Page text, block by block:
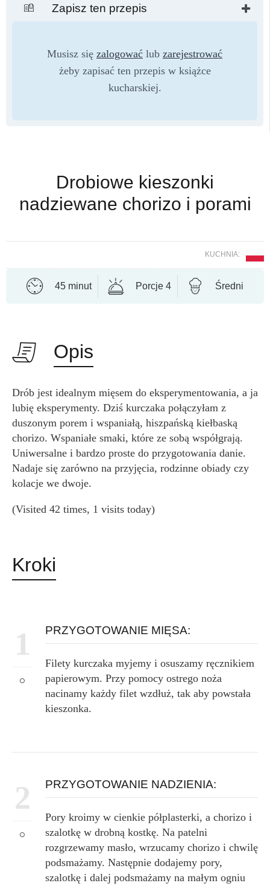
Zapisz ten przepis
Musisz się zalogować lub zarejestrować
żeby zapisać ten przepis w książce
kucharskiej.
Drobiowe kieszonki
nadziewane chorizo i porami
KUCHNIA:
45 minut Porcje 4 Średni
Opis
Drób jest idealnym mięsem do eksperymentowania, a ja
lubię eksperymenty. Dziś kurczaka połączyłam z
duszonym porem i wspaniałą, hiszpańską kiełbaską
chorizo. Wspaniałe smaki, które ze sobą współgrają.
Uniwersalne i bardzo proste do przygotowania danie.
Nadaje się zarówno na przyjęcia, rodzinne obiady czy
kolacje we dwoje.
(Visited 42 times, 1 visits today)
Kroki
1 PRZYGOTOWANIE MIĘSA:
Filety kurczaka myjemy i osuszamy ręcznikiem
papierowym. Przy pomocy ostrego noża
nacinamy każdy filet wzdłuż, tak aby powstała
kieszonka.
2 PRZYGOTOWANIE NADZIENIA:
Pory kroimy w cienkie półplasterki, a chorizo i
szalotkę w drobną kostkę. Na patelni
rozgrzewamy masło, wrzucamy chorizo i chwilę
podsmażamy. Następnie dodajemy pory,
szalotkę i dalej podsmażamy na małym ogniu